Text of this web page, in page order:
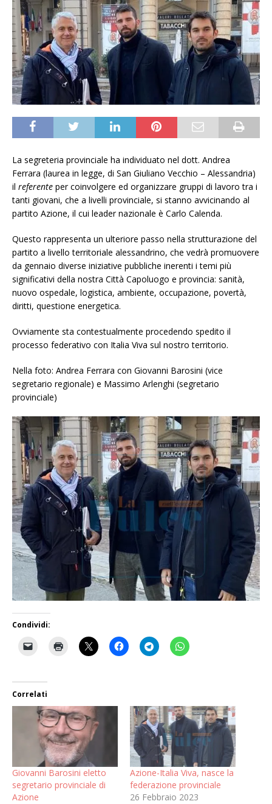
La segreteria provinciale ha individuato nel dott. Andrea
Ferrara (laurea in legge, di San Giuliano Vecchio – Alessandria)
il referente per coinvolgere ed organizzare gruppi di lavoro tra i
tanti giovani, che a livelli provinciale, si stanno avvicinando al
partito Azione, il cui leader nazionale è Carlo Calenda.
Questo rappresenta un ulteriore passo nella strutturazione del
partito a livello territoriale alessandrino, che vedrà promuovere
da gennaio diverse iniziative pubbliche inerenti i temi più
significativi della nostra Città Capoluogo e provincia: sanità,
nuovo ospedale, logistica, ambiente, occupazione, povertà,
diritti, questione energetica.
Ovviamente sta contestualmente procedendo spedito il
processo federativo con Italia Viva sul nostro territorio.
Nella foto: Andrea Ferrara con Giovanni Barosini (vice
segretario regionale) e Massimo Arlenghi (segretario
provinciale)
Condividi:
Correlati
Giovanni Barosini eletto
segretario provinciale di
Azione
Azione-Italia Viva, nasce la
federazione provinciale
26 Febbraio 2023